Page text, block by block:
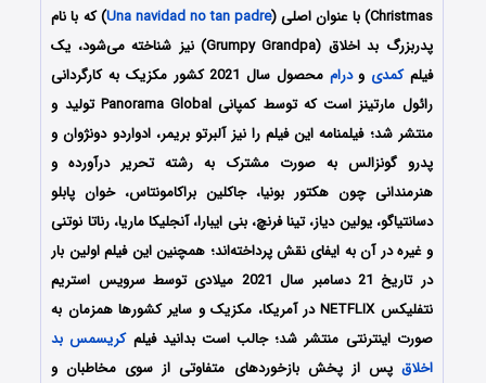
Christmas) با عنوان اصلی (
Una navidad no tan padre) که با نام
پدربزرگ بد اخلاق (Grumpy Grandpa) نیز شناخته می‌شود، یک
فیلمکمدی ودرام
محصول سال 2021 کشور مکزیک به کارگردانی
رائول مارتینز است که توسط کمپانی Panorama Global تولید و
منتشر شد؛ فیلمنامه این فیلم را نیز آلبرتو بریمر، ادواردو دونژوان و
پدرو گونزالس به صورت مشترک به رشته تحریر درآورده و
هنرمندانی چون هکتور بونیا، جاکلین براکامونتاس، خوان پابلو
دسانتیاگو، یولین دیاز، تینا فرنچ، بنی ایبارا، آنجلیکا ماریا، رناتا نوتنی
و غیره در آن به ایفای نقش پرداخته‌اند؛ همچنین این فیلم اولین بار
در تاریخ 21 دسامبر سال 2021 میلادی توسط سرویس استریم
نتفلیکس NETFLIX در آمریکا، مکزیک و سایر کشورها همزمان به
صورت اینترنتی منتشر شد؛ جالب است بدانید فیلمکریسمس بد
اخلاق پس از پخش بازخوردهای متفاوتی از سوی مخاطبان و